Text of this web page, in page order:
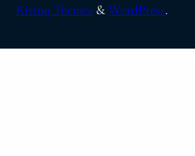
Rising Themes &WordPress.